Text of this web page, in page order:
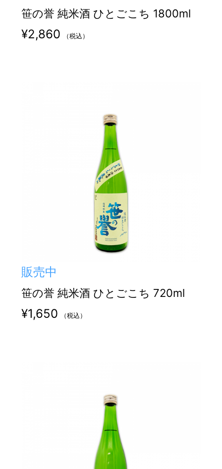
笹の誉 純米酒 ひとごこち 1800ml
¥2,860 （税込）
販売中
笹の誉 純米酒 ひとごこち 720ml
¥1,650 （税込）